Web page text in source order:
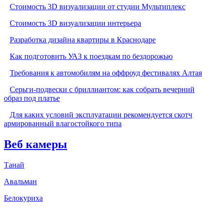
Стоимость 3D визуализации от студии Мультиплекс
Стоимость 3D визуализации интерьера
Разработка дизайна квартиры в Краснодаре
Как подготовить УАЗ к поездкам по бездорожью
Требования к автомобилям на оффроуд фестивалях Алтая
Серьги-подвески с бриллиантом: как собрать вечерний
образ под платье
Для каких условий эксплуатации рекомендуется скотч
армированный влагостойкого типа
Веб камеры
Танай
Авальман
Белокуриха